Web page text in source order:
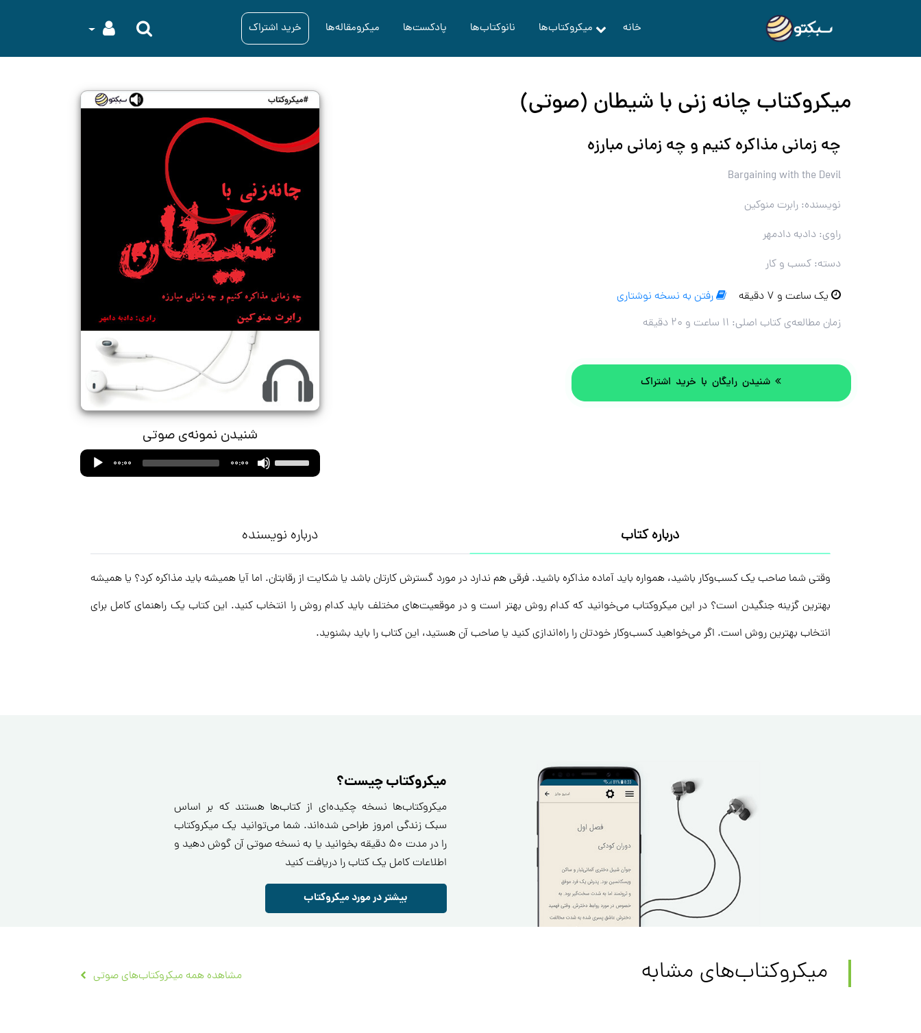
خانه میکروکتاب‌ها نانوکتاب‌ها پادکست‌ها میکرومقاله‌ها خرید اشتراک
میکروکتاب چانه زنی با شیطان (صوتی)
چه زمانی مذاکره کنیم و چه زمانی مبارزه
Bargaining with the Devil
نویسنده: رابرت منوکین
راوی: دادبه دادمهر
دسته: کسب و کار
یک ساعت و ۷ دقیقه
رفتن به نسخه نوشتاری
زمان مطالعه‌ی کتاب اصلی: ۱۱ ساعت و ۲۰ دقیقه
شنیدن رایگان با خرید اشتراک
شنیدن نمونه‌ی صوتی
Audio
Player
00:00 00:00
Use
Up/Down
to
increase
decrease
volume.
درباره کتاب درباره نویسنده
وقتی شما صاحب یک کسب‌وکار باشید، همواره باید آماده مذاکره باشید. فرقی هم ندارد در مورد گسترش کارتان باشد یا شکایت از رقابتان. اما آیا همیشه باید مذاکره کرد؟ یا همیشه
بهترین گزینه جنگیدن است؟ در این میکروکتاب می‌خوانید که کدام روش بهتر است و در موقعیت‌های مختلف باید کدام روش را انتخاب کنید. این کتاب یک راهنمای کامل برای
انتخاب بهترین روش است. اگر می‌خواهید کسب‌وکار خودتان را راه‌اندازی کنید یا صاحب آن هستید، این کتاب را باید بشنوید.
میکروکتاب چیست؟
میکروکتاب‌ها نسخه چکیده‌ای از کتاب‌ها هستند که بر اساس
سبک زندگی امروز طراحی شده‌اند. شما می‌توانید یک میکروکتاب
را در مدت ۵۰ دقیقه بخوانید یا به نسخه صوتی آن گوش دهید و
اطلاعات کامل یک کتاب را دریافت کنید
بیشتر در مورد میکروکتاب
میکروکتاب‌های مشابه مشاهده همه میکروکتاب‌های صوتی